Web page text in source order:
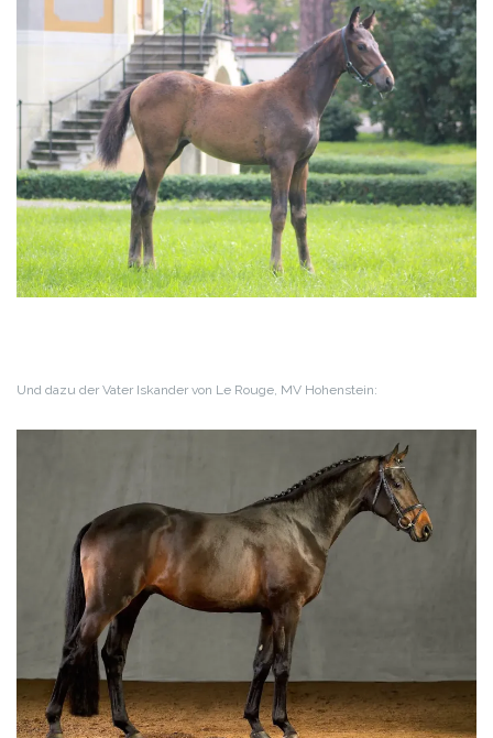
Und dazu der Vater Iskander von Le Rouge, MV Hohenstein: